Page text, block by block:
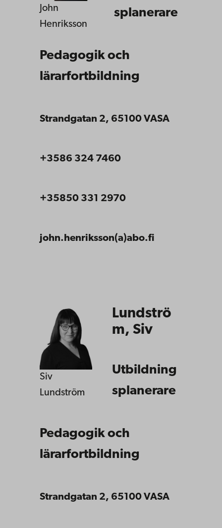
John
Henriksson
splanerare
Pedagogik och
lärarfortbildning
Strandgatan 2, 65100 VASA
+3586 324 7460
+35850 331 2970
john.henriksson(a)abo.fi
Siv
Lundström
Lundströ
m, Siv
Utbildning
splanerare
Pedagogik och
lärarfortbildning
Strandgatan 2, 65100 VASA